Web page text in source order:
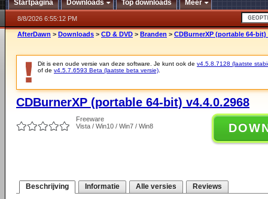
Startpagina Downloads Top downloads Meer
8/8/2026 6:55:12 PM
AfterDawn > Downloads > CD & DVD > Branden > CDBurnerXP (portable 64-bit)
Dit is een oude versie van deze software. Je kunt ook de v4.5.8.7128 (laatste
of de v4.5.7.6593 Beta (laatste beta versie)
CDBurnerXP (portable 64-bit) v4.4.0.2968
Freeware
Vista / Win10 / Win7 / Win8
Beschrijving Informatie Alle versies Reviews